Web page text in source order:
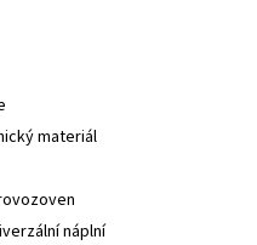
materiál
náplní